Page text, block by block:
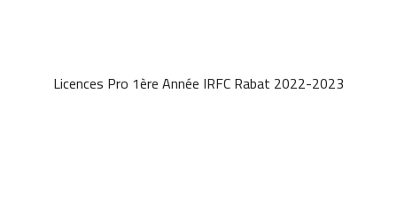
Licences Pro 1ère Année IRFC Rabat 2022-2023